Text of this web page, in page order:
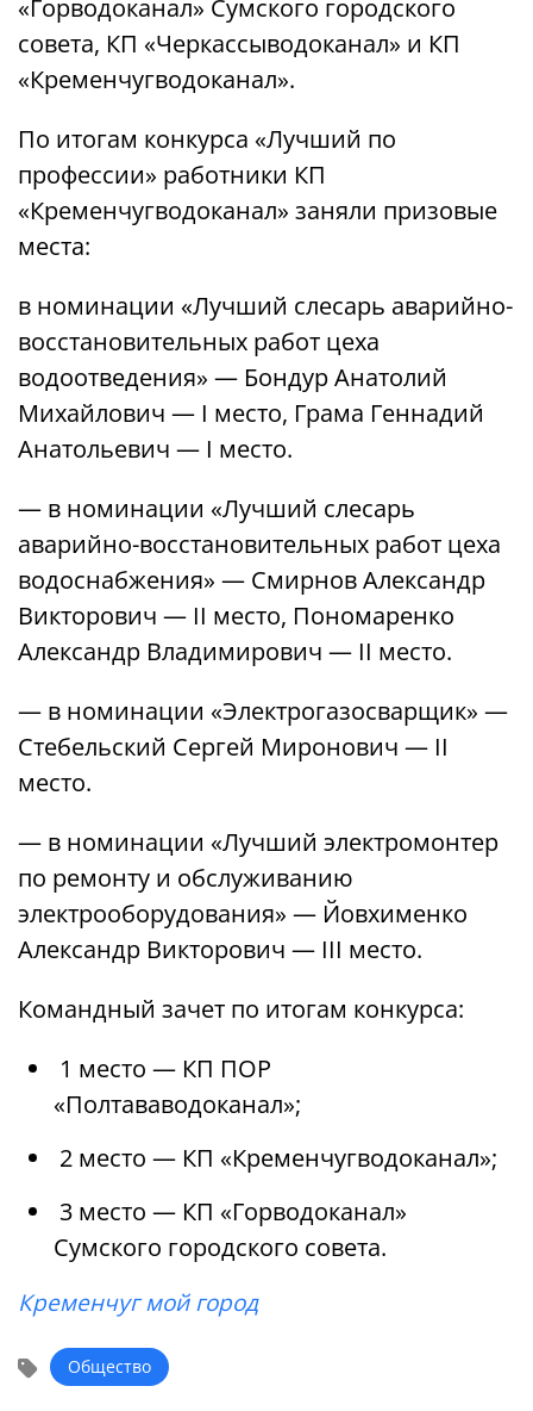
«Горводоканал» Сумского городского
совета, КП «Черкассыводоканал» и КП
«Кременчугводоканал».
По итогам конкурса «Лучший по
профессии» работники КП
«Кременчугводоканал» заняли призовые
места:
в номинации «Лучший слесарь аварийно-
восстановительных работ цеха
водоотведения» — Бондур Анатолий
Михайлович — I место, Грама Геннадий
Анатольевич — I место.
— в номинации «Лучший слесарь
аварийно-восстановительных работ цеха
водоснабжения» — Смирнов Александр
Викторович — II место, Пономаренко
Александр Владимирович — II место.
— в номинации «Электрогазосварщик» —
Стебельский Сергей Миронович — II
место.
— в номинации «Лучший электромонтер
по ремонту и обслуживанию
электрооборудования» — Йовхименко
Александр Викторович — III место.
Командный зачет по итогам конкурса:
1 место — КП ПОР
«Полтававодоканал»;
2 место — КП «Кременчугводоканал»;
3 место — КП «Горводоканал»
Сумского городского совета.
Кременчуг мой город
Общество